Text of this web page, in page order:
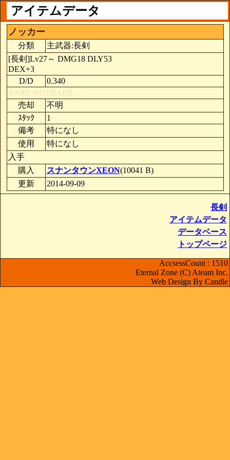
アイテムデータ
ノッカー
分類
主武器:長剣
[長剣]Lv27～ DMG18 DLY53
DEX+3
D/D
0.340
RARE NOTRADE
売却
不明
ｽﾀｯｸ
1
備考
特になし
使用
特になし
入手
購入
スナンタウンXEON(10041 B)
更新
2014-09-09
長剣
アイテムデータ
データベース
トップページ
AccsessCount : 1510
Eternal Zone (C) Ateam Inc.
Web Design By Candle